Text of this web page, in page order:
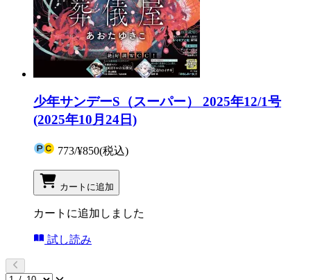
少年サンデーS（スーパー） 2025年12/1号
(2025年10月24日)
773/¥850(税込)
カートに追加
カートに追加しました
試し読み